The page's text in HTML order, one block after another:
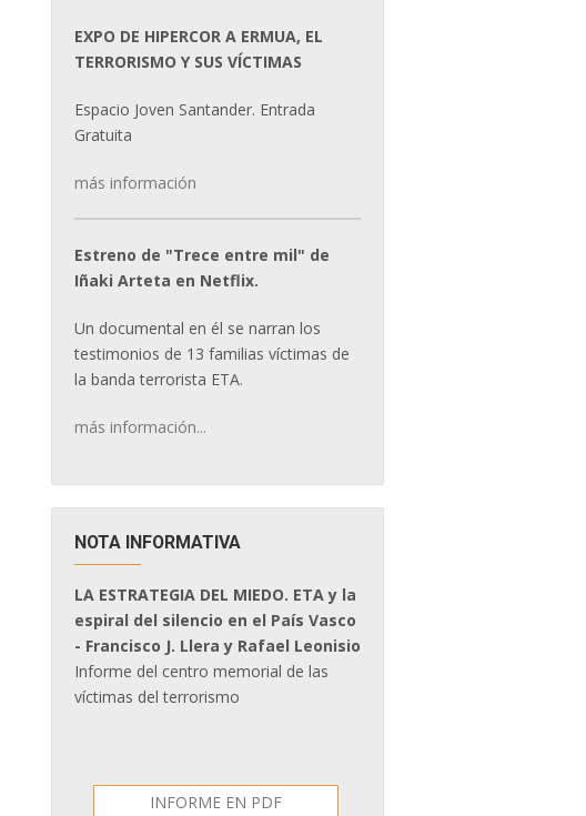
EXPO DE HIPERCOR A ERMUA, EL
TERRORISMO Y SUS VÍCTIMAS
Espacio Joven Santander. Entrada
Gratuita
más información
Estreno de "Trece entre mil" de
Iñaki Arteta en Netflix.
Un documental en él se narran los
testimonios de 13 familias víctimas de
la banda terrorista ETA.
más información...
NOTA INFORMATIVA
LA ESTRATEGIA DEL MIEDO. ETA y la
espiral del silencio en el País Vasco
- Francisco J. Llera y Rafael Leonisio
Informe del centro memorial de las
víctimas del terrorismo
INFORME EN PDF